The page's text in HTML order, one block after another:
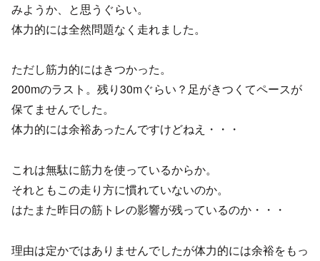
みようか、と思うぐらい。
体力的には全然問題なく走れました。
ただし筋力的にはきつかった。
200mのラスト。残り30mぐらい？足がきつくてペースが
保てませんでした。
体力的には余裕あったんですけどねえ・・・
これは無駄に筋力を使っているからか。
それともこの走り方に慣れていないのか。
はたまた昨日の筋トレの影響が残っているのか・・・
理由は定かではありませんでしたが体力的には余裕をもっ